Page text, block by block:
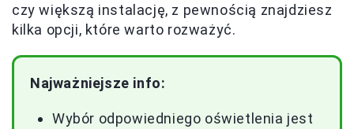
czy większą instalację, z pewnością znajdziesz
kilka opcji, które warto rozważyć.
Najważniejsze info:
Wybór odpowiedniego oświetlenia jest